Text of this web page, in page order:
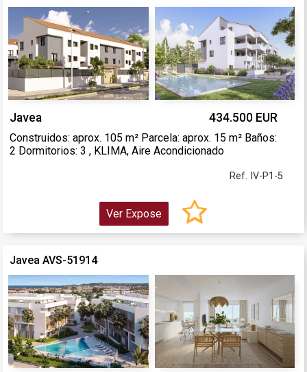
Javea 434.500 EUR
Construidos: aprox. 105 m² Parcela: aprox. 15 m² Baños:
2 Dormitorios: 3 , KLIMA, Aire Acondicionado
Ref. IV-P1-5
Ver Expose
Javea AVS-51914